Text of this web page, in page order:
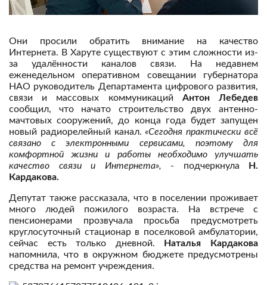
Они просили обратить внимание на качество
Интернета. В Харуте существуют с этим сложности из-
за удалённости каналов связи. На недавнем
еженедельном оперативном совещании губернатора
НАО руководитель Департамента цифрового развития,
связи и массовых коммуникаций Антон Лебедев
сообщил, что начато строительство двух антенно-
мачтовых сооружений, до конца года будет запущен
новый радиорелейный канал.«Сегодня практически всё
связано с электронными сервисами, поэтому для
комфортной жизни и работы необходимо улучшать
качество связи и Интернета», - подчеркнула Н.
Кардакова.
Депутат также рассказала, что в поселении проживает
много людей пожилого возраста. На встрече с
пенсионерами прозвучала просьба предусмотреть
круглосуточный стационар в поселковой амбулатории,
сейчас есть только дневной. Наталья Кардакова
напомнила, что в окружном бюджете предусмотрены
средства на ремонт учреждения.